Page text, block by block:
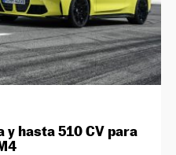
y hasta 510 CV para